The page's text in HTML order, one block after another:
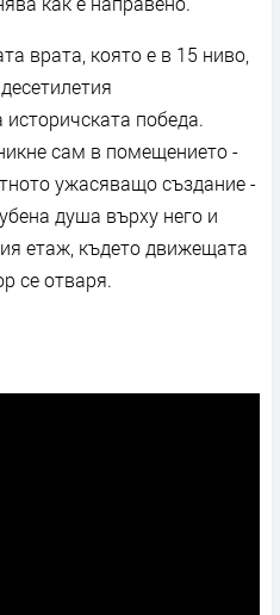
врата, която е в 15 ниво,
историчската победа.
сам в помещението -
ужасяващо създание -
душа върху него и
етаж, където движещата
се отваря.